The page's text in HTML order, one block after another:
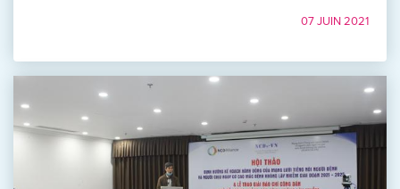
07 JUIN 2021